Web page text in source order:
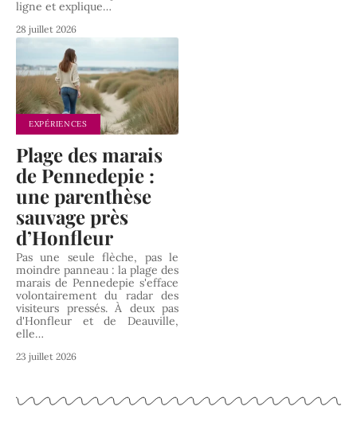
ligne et explique…
28 juillet 2026
EXPÉRIENCES
Plage des marais
de Pennedepie :
une parenthèse
sauvage près
d’Honfleur
Pas une seule flèche, pas le
moindre panneau : la plage des
marais de Pennedepie s'efface
volontairement du radar des
visiteurs pressés. À deux pas
d'Honfleur et de Deauville,
elle…
23 juillet 2026